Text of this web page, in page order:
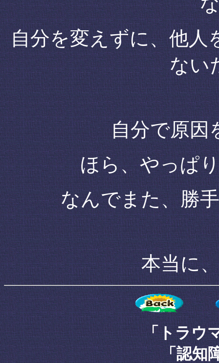
自分を変えずに、他人
ない
自分で原因
ほら、やっぱ
なんでまた、勝
本当に
「トラウマ」へ
「認知障害